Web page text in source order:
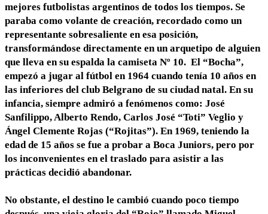
mejores futbolistas argentinos de todos los tiempos. Se
paraba como volante de creación, recordado como un
representante sobresaliente en esa posición,
transformándose directamente en un arquetipo de alguien
que lleva en su espalda la camiseta Nº 10. El “Bocha”,
empezó a jugar al fútbol en 1964 cuando tenía 10 años en
las inferiores del club Belgrano de su ciudad natal. En su
infancia, siempre admiró a fenómenos como: José
Sanfilippo, Alberto Rendo, Carlos José “Toti” Veglio y
Ángel Clemente Rojas (“Rojitas”). En 1969, teniendo la
edad de 15 años se fue a probar a Boca Juniors, pero por
los inconvenientes en el traslado para asistir a las
prácticas decidió abandonar.
No obstante, el destino le cambió cuando poco tiempo